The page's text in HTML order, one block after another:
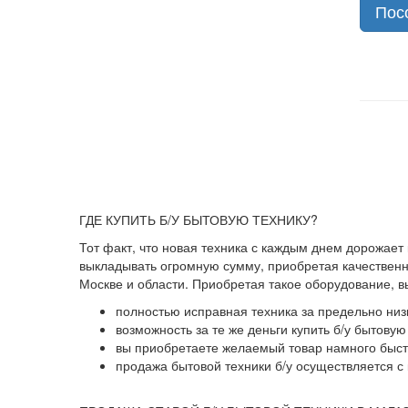
ГДЕ КУПИТЬ Б/У БЫТОВУЮ ТЕХНИКУ?
Тот факт, что новая техника с каждым днем
выкладывать огромную сумму, приобретая
Москве и области. Приобретая такое оборудование,
полностью исправная техника за предельно
возможность за те же деньги купить б/у
вы приобретаете желаемый товар намного
продажа бытовой техники б/у осуществляется